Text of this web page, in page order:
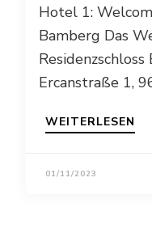
Hotel 1:
Bamberg Das
Ercanstraße 1,
WEITERLESEN
01/11/2023